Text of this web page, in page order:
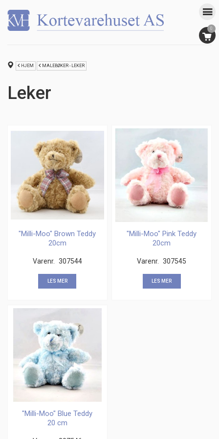
0
HJEM MALEBØKER - LEKER
Leker
"Milli-Moo" Brown Teddy
20cm
Varenr. 307544
LES MER
"Milli-Moo" Pink Teddy
20cm
Varenr. 307545
LES MER
"Milli-Moo" Blue Teddy
20 cm